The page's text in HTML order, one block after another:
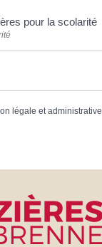
pour la scolarité
légale et administrative